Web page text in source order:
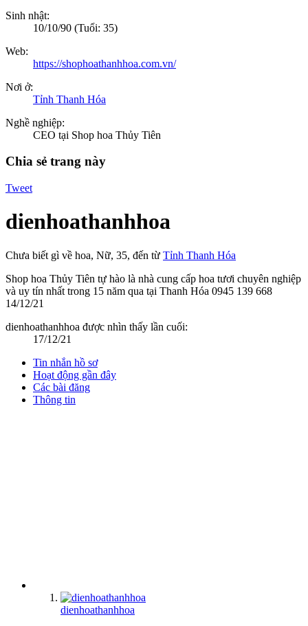
Sinh nhật:
10/10/90 (Tuổi: 35)
Web:
https://shophoathanhhoa.com.vn/
Nơi ở:
Tỉnh Thanh Hóa
Nghề nghiệp:
CEO tại Shop hoa Thủy Tiên
Chia sẻ trang này
Tweet
dienhoathanhhoa
Chưa biết gì về hoa, Nữ, 35, đến từ Tỉnh Thanh Hóa
Shop hoa Thủy Tiên tự hào là nhà cung cấp hoa tươi chuyên nghiệp
và uy tín nhất trong 15 năm qua tại Thanh Hóa 0945 139 668
14/12/21
dienhoathanhhoa được nhìn thấy lần cuối:
17/12/21
Tin nhắn hồ sơ
Hoạt động gần đây
Các bài đăng
Thông tin
dienhoathanhhoa